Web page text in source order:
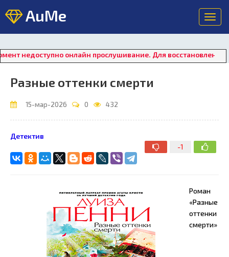
AuMe
онлайн прослушивание. Для восстановления работы
Разные оттенки смерти
15-мар-2026 0 432
-1
Детектив
Роман
«Разные
оттенки
смерти»